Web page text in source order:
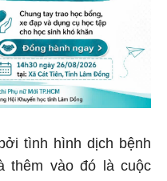
tình hình dịch bệnh
thêm vào đó là cuộc